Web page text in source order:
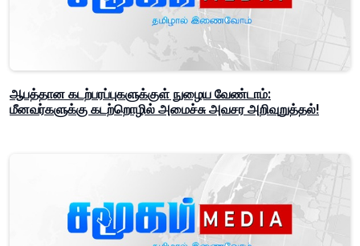
ஆபத்தான கடற்பரப்புகளுக்குள் நுழைய வேண்டாம்:
மீனவர்களுக்கு கடற்றொழில் அமைச்சு அவசர அறிவுறுத்தல்!